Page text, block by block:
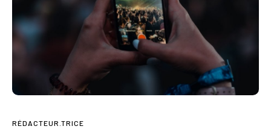
RÉDACTEUR.TRICE